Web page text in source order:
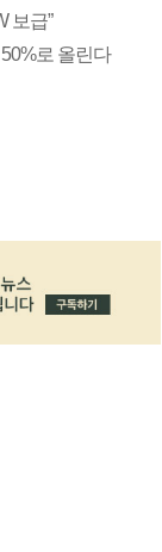
보급”
로 올린다